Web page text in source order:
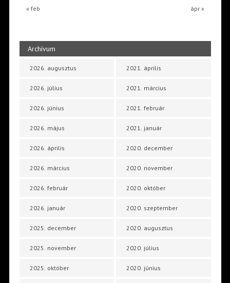
« feb ápr »
Archívum
2026. augusztus
2026. július
2026. június
2026. május
2026. április
2026. március
2026. február
2026. január
2025. december
2025. november
2025. október
2021. április
2021. március
2021. február
2021. január
2020. december
2020. november
2020. október
2020. szeptember
2020. augusztus
2020. július
2020. június